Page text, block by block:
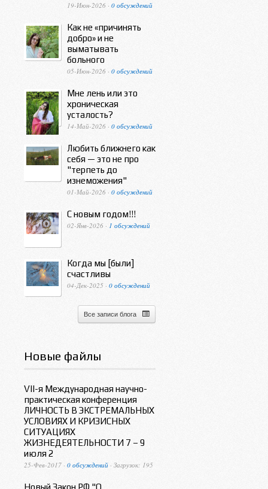
19-Июн-2026 · 0 обсуждений
Как не «причинять
добро» и не
выматывать
больного
05-Июн-2026 · 0 обсуждений
Мне лень или это
хроническая
усталость?
14-Май-2026 · 0 обсуждений
Любить ближнего как
себя — это не про
"терпеть до
изнеможения"
01-Май-2026 · 0 обсуждений
С новым годом!!!
02-Янв-2026 · 1 обсуждений
Когда мы [были]
счастливы
04-Дек-2025 · 0 обсуждений
Все записи блога
Новые файлы
VII-я Международная научно-
практическая конференция
ЛИЧНОСТЬ В ЭКСТРЕМАЛЬНЫХ
УСЛОВИЯХ И КРИЗИСНЫХ
СИТУАЦИЯХ
ЖИЗНЕДЕЯТЕЛЬНОСТИ 7 – 9
июля 2
25-Фев-2017 · 0 обсуждений · Загрузок: 195
Новый Закон РФ "О